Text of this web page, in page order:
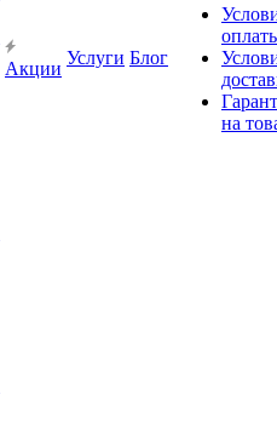
Акции
Услуги Блог
на